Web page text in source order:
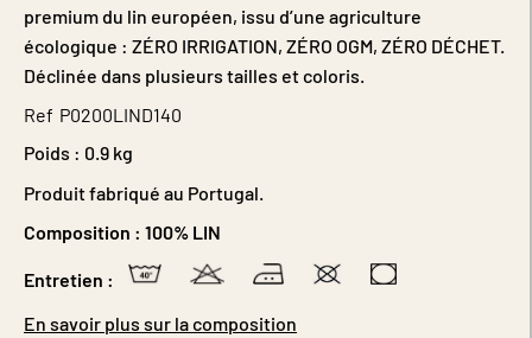
premium du lin européen, issu d’une agriculture
écologique : ZÉRO IRRIGATION, ZÉRO OGM, ZÉRO DÉCHET.
Déclinée dans plusieurs tailles et coloris.
Ref P0200LIND140
Poids : 0.9 kg
Produit fabriqué au Portugal.
Composition : 100% LIN
Entretien :
En savoir plus sur la composition